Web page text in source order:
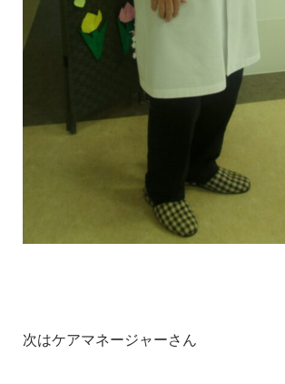
次はケアマネージャーさん